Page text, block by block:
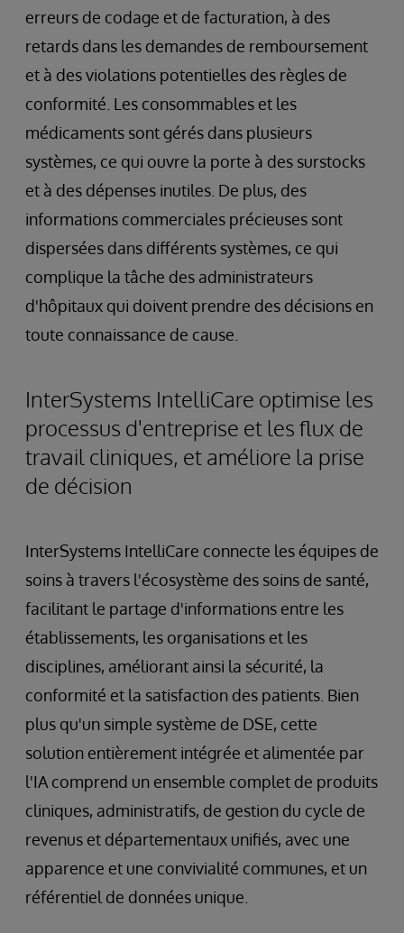
erreurs de codage et de facturation, à des
retards dans les demandes de remboursement
et à des violations potentielles des règles de
conformité. Les consommables et les
médicaments sont gérés dans plusieurs
systèmes, ce qui ouvre la porte à des surstocks
et à des dépenses inutiles. De plus, des
informations commerciales précieuses sont
dispersées dans différents systèmes, ce qui
complique la tâche des administrateurs
d'hôpitaux qui doivent prendre des décisions en
toute connaissance de cause.
InterSystems IntelliCare optimise les
processus d'entreprise et les flux de
travail cliniques, et améliore la prise
de décision
InterSystems IntelliCare connecte les équipes de
soins à travers l'écosystème des soins de santé,
facilitant le partage d'informations entre les
établissements, les organisations et les
disciplines, améliorant ainsi la sécurité, la
conformité et la satisfaction des patients. Bien
plus qu'un simple système de DSE, cette
solution entièrement intégrée et alimentée par
l'IA comprend un ensemble complet de produits
cliniques, administratifs, de gestion du cycle de
revenus et départementaux unifiés, avec une
apparence et une convivialité communes, et un
référentiel de données unique.